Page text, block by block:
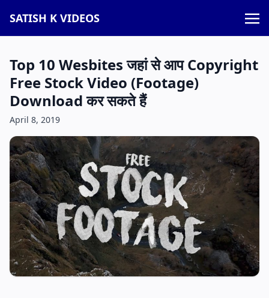
SATISH K VIDEOS
Top 10 Wesbites जहां से आप Copyright
Free Stock Video (Footage)
Download कर सकते हैं
April 8, 2019